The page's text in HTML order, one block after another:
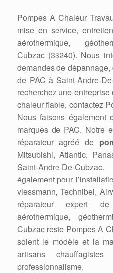
Pompes A Chaleur
mise en service,
aérothermique,
Cubzac (33240). Nous
demandes de dépannage,
de PAC à Saint-Andre-
recherchez une
chaleur fiable, contactez
Nous faisons également
marques de PAC. Notre
réparateur agréé de
Mitsubishi, Atlantic,
Saint-Andre-De-
également pour
viessmann, Technibel,
réparateur expert
aérothermique,
Cubzac reste Pompes A
soient le modèle et la
artisans
professionnalisme.